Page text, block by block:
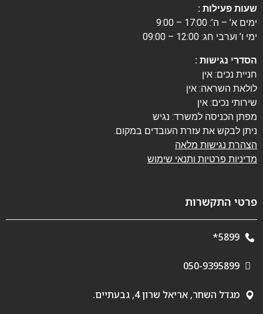
שעות פעילות :
ימים א’ – ה’: 17:00 – 9:00
ימי ו’ וערבי חג: 12:00 – 09:00
הסדרי נגישות :
חניית נכים: אין
לולאת השראה: אין
שירותי נכים: אין
מפתן הכניסה למשרד: נגיש
ניתן לבקש את עזרת העובדים במקום.
הצהרת נגישות מלאה
מדיניות פרטיות ותנאי שימוש
פרטי התקשרות
5899*
050-9395899
מגדל השחר, אריאל שרון 4, גבעתיים.